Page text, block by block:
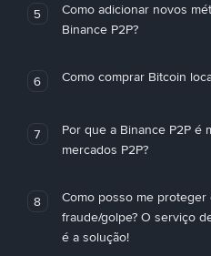
5
Como adicionar novos
Binance P2P?
6 Como comprar Bitcoin
7
Por que a Binance P2P é
mercados P2P?
8
Como posso me proteger
fraude/golpe? O serviço
é a solução!